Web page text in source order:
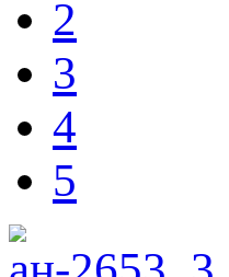
2
3
4
5